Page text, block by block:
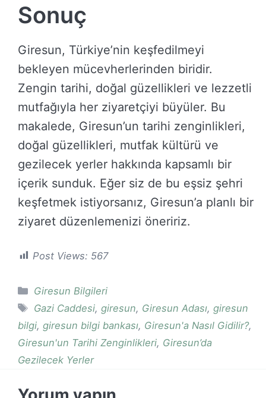
Sonuç
Giresun, Türkiye’nin keşfedilmeyi
bekleyen mücevherlerinden biridir.
Zengin tarihi, doğal güzellikleri ve lezzetli
mutfağıyla her ziyaretçiyi büyüler. Bu
makalede, Giresun’un tarihi zenginlikleri,
doğal güzellikleri, mutfak kültürü ve
gezilecek yerler hakkında kapsamlı bir
içerik sunduk. Eğer siz de bu eşsiz şehri
keşfetmek istiyorsanız, Giresun’a planlı bir
ziyaret düzenlemenizi öneririz.
Post Views: 567
Kategoriler
Giresun Bilgileri
Etiketler
Gazi Caddesi, giresun, Giresun Adası, giresun
bilgi, giresun bilgi bankası, Giresun'a Nasıl Gidilir?,
Giresun'un Tarihi Zenginlikleri, Giresun’da
Gezilecek Yerler